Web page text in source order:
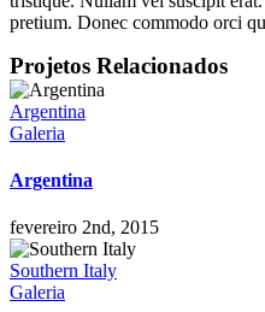
pretium. Donec commodo orci
Projetos Relacionados
Argentina
Galeria
Argentina
fevereiro 2nd, 2015
Southern Italy
Galeria